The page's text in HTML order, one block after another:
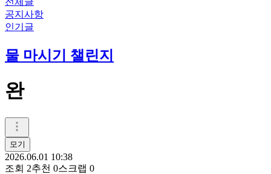
공지사항
인기글
물 마시기 챌린지
완
모기
2026.06.01 10:38
조회 2추천 0스크랩 0